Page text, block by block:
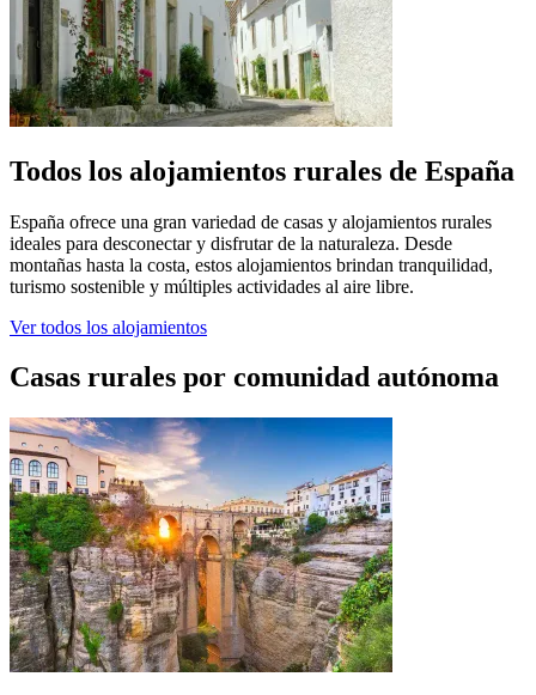
Todos los alojamientos rurales de España
España ofrece una gran variedad de casas y alojamientos rurales
ideales para desconectar y disfrutar de la naturaleza. Desde
montañas hasta la costa, estos alojamientos brindan tranquilidad,
turismo sostenible y múltiples actividades al aire libre.
Ver todos los alojamientos
Casas rurales por comunidad autónoma